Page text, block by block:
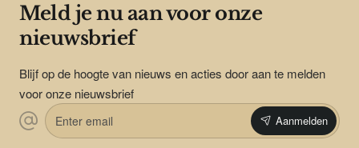
Meld je nu aan voor onze
nieuwsbrief
Blijf op de hoogte van nieuws en acties door aan te melden
voor onze nieuwsbrief
Enter
email
Aanmelden